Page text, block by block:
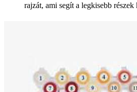
rajzát, ami segít a legkisebb